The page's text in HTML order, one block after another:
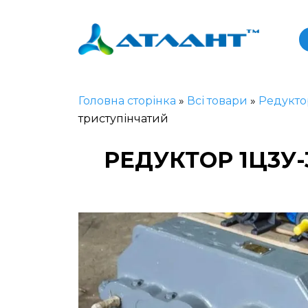
Головна сторінка » Всі товари »
триступінчатий
РЕДУКТОР